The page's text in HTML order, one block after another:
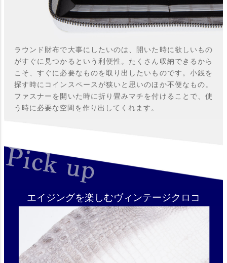
ラウンド財布で大事にしたいのは、開いた時に欲しいもの
がすぐに見つかるという利便性。たくさん収納できるから
こそ、すぐに必要なものを取り出したいものです。小銭を
探す時にコインスペースが狭いと思いのほか不便なもの。
ファスナーを開いた時に折り畳みマチを付けることで、使
う時に必要な空間を作り出してくれます。
エイジングを楽しむヴィンテージクロコ